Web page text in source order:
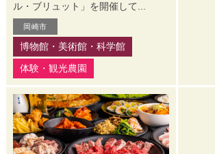
ル・ブリュット」を開催して...
岡崎市
博物館・美術館・科学館
体験・観光農園